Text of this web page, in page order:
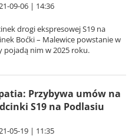
09-06 | 14:36
drogi ekspresowej S19 na
Boćki – Malewice powstanie w
pojadą nim w 2025 roku.
Przybywa umów na
S19 na Podlasiu
05-19 | 11:35